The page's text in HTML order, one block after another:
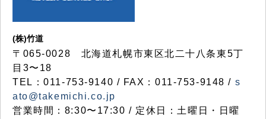
(株)竹道
〒065-0028 北海道札幌市東区北二十八条東5丁
目3〜18
TEL：011-753-9140 / FAX：011-753-9148 / s
ato@takemichi.co.jp
営業時間：8:30〜17:30 / 定休日：土曜日・日曜